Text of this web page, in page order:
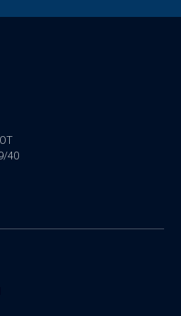
40